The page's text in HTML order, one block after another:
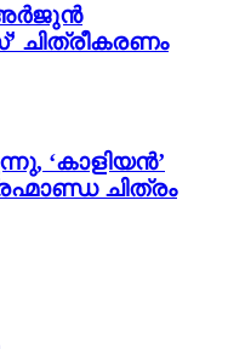
അർജുൻ
‘കാളിയൻ’
ചിത്രം